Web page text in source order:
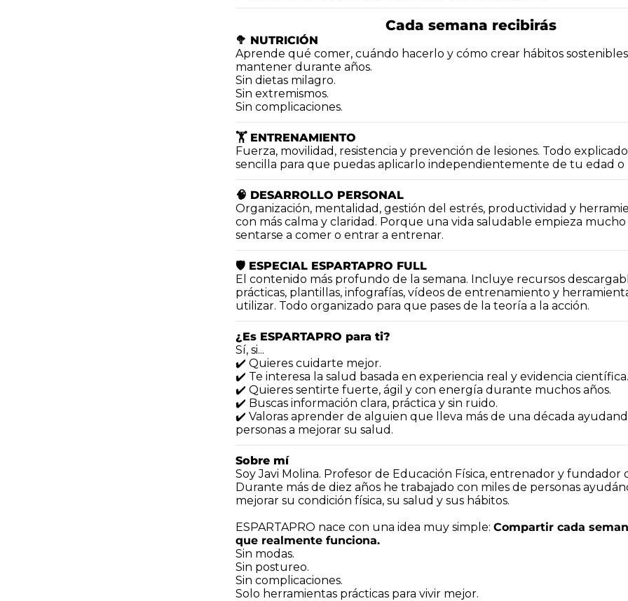
Cada semana recibirás
🥦 NUTRICIÓN
Aprende qué comer, cuándo hacerlo y cómo crear hábitos
mantener durante años.
Sin dietas milagro.
Sin extremismos.
Sin complicaciones.
🏋️ ENTRENAMIENTO
Fuerza, movilidad, resistencia y prevención de lesiones. Todo
sencilla para que puedas aplicarlo independientemente de tu edad o
🧠 DESARROLLO PERSONAL
Organización, mentalidad, gestión del estrés, productividad y
con más calma y claridad. Porque una vida saludable empieza mucho
sentarse a comer o entrar a entrenar.
🛡️ ESPECIAL ESPARTAPRO FULL
El contenido más profundo de la semana. Incluye recursos
prácticas, plantillas, infografías, vídeos de entrenamiento y
utilizar. Todo organizado para que pases de la teoría a la acción.
¿Es ESPARTAPRO para ti?
Sí, si...
✔️ Quieres cuidarte mejor.
✔️ Te interesa la salud basada en experiencia real y evidencia científica.
✔️ Quieres sentirte fuerte, ágil y con energía durante muchos años.
✔️ Buscas información clara, práctica y sin ruido.
✔️ Valoras aprender de alguien que lleva más de una década
personas a mejorar su salud.
Sobre mí
Soy Javi Molina. Profesor de Educación Física, entrenador y fundador
Durante más de diez años he trabajado con miles de personas
mejorar su condición física, su salud y sus hábitos.
ESPARTAPRO nace con una idea muy simple: Compartir cada
que realmente funciona.
Sin modas.
Sin postureo.
Sin complicaciones.
Solo herramientas prácticas para vivir mejor.